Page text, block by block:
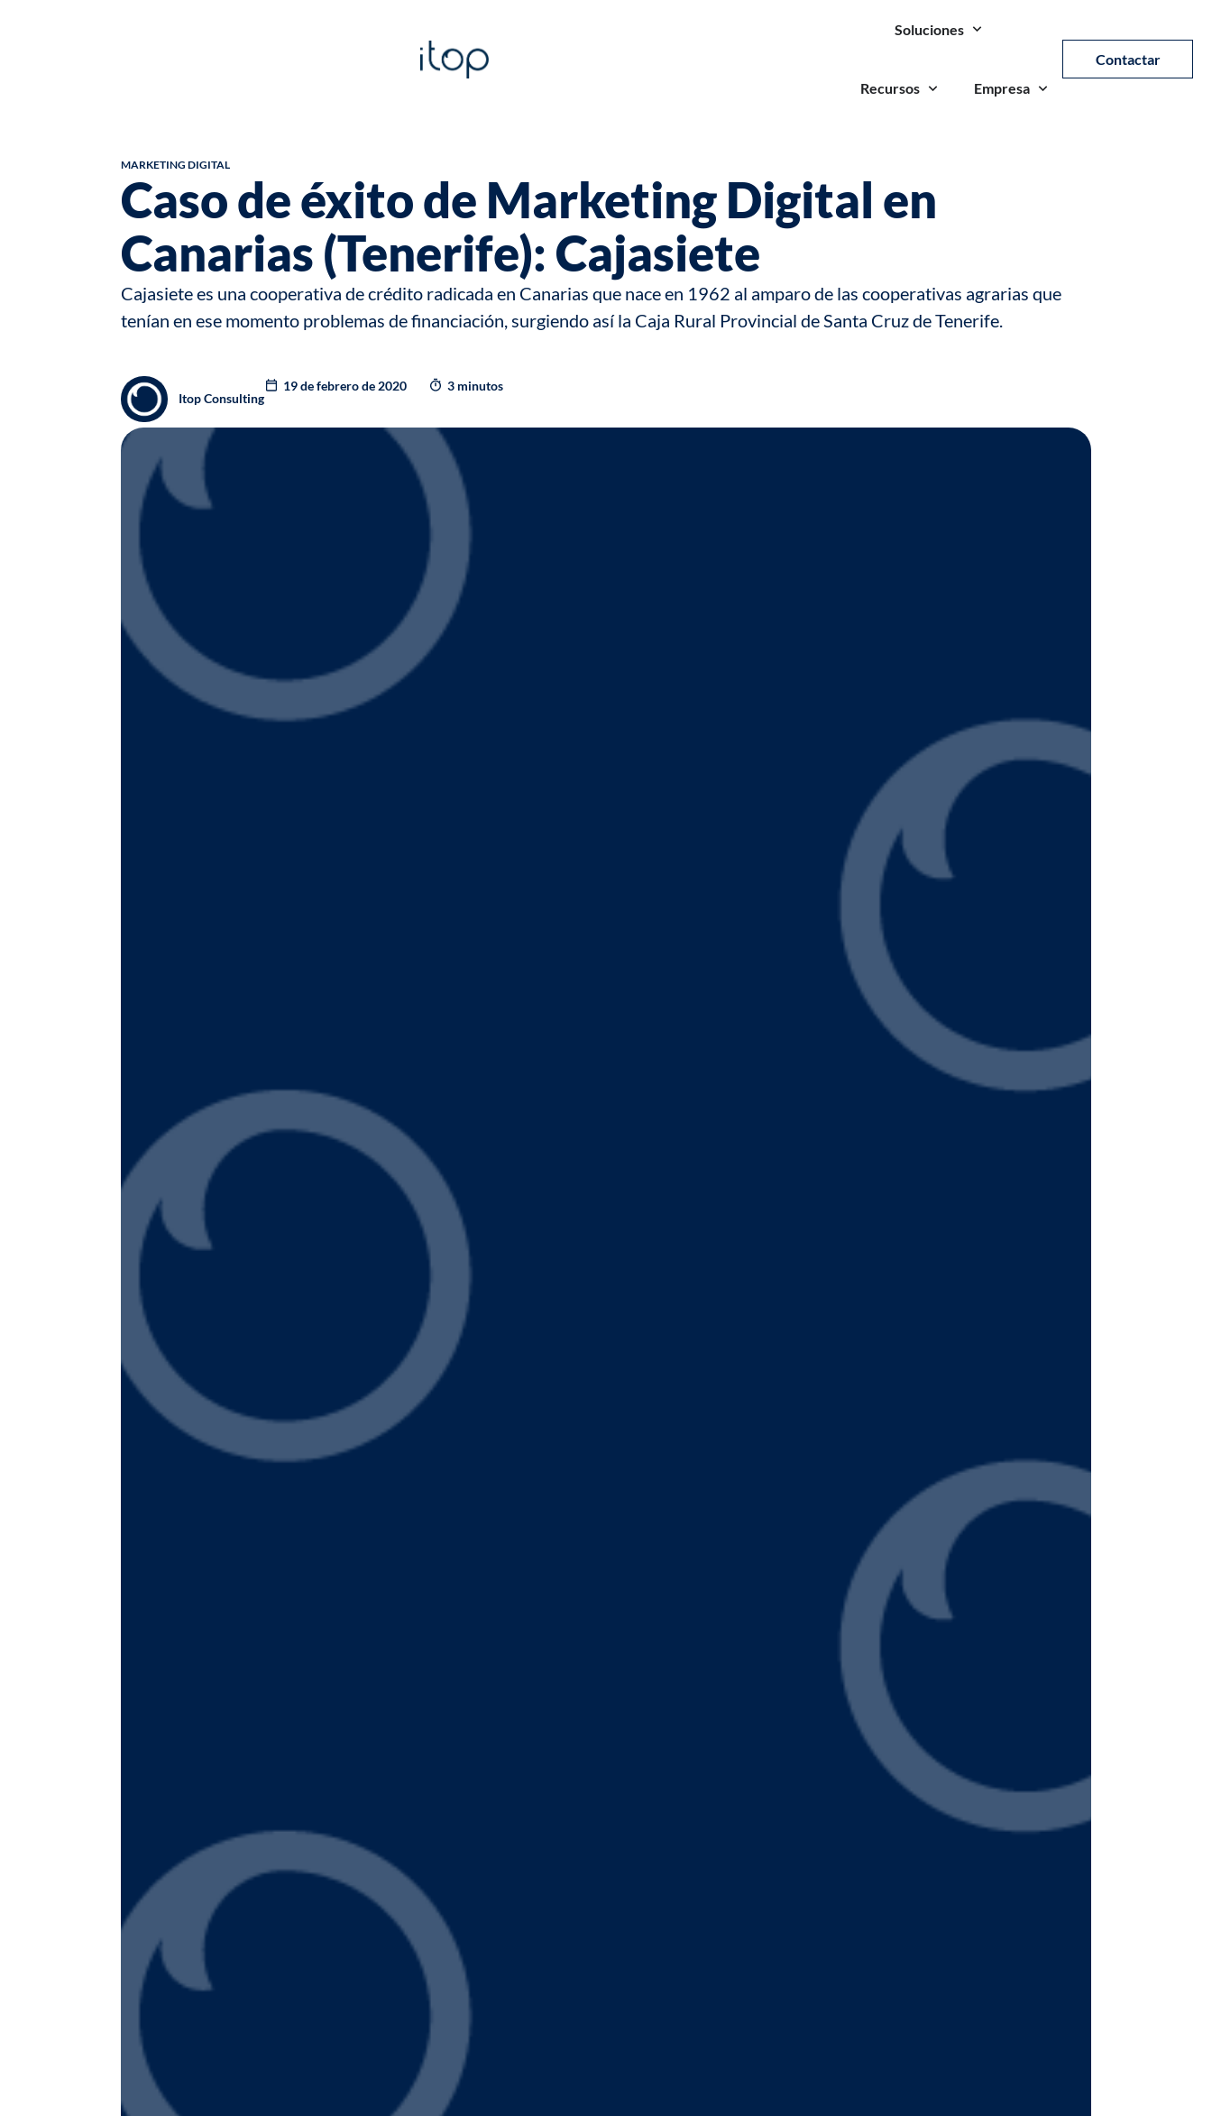
Soluciones
Recursos Empresa
Contactar
MARKETING DIGITAL
Caso de éxito de Marketing Digital en
Canarias (Tenerife): Cajasiete
Cajasietees una cooperativa de crédito radicada en Canarias que nace en 1962 al amparo de las cooperativas agrarias que
tenían en ese momento problemas de financiación, surgiendo así la Caja Rural Provincial de Santa Cruz de Tenerife.
Itop Consulting
19 de febrero de 2020 3 minutos